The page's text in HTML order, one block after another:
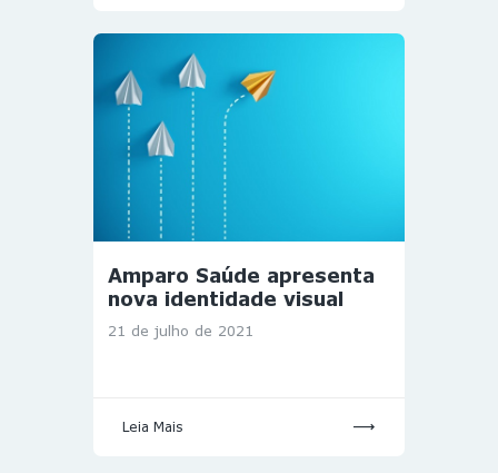
Amparo Saúde apresenta
nova identidade visual
21 de julho de 2021
Leia Mais